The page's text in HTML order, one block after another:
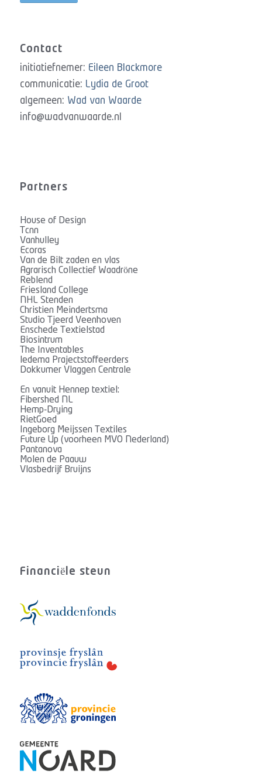
Contact
initiatiefnemer: Eileen Blackmore
communicatie: Lydia de Groot
algemeen: Wad van Waarde
info@wadvanwaarde.nl
Partners
House of Design
Tcnn
Vanhulley
Ecoras
Van de Bilt zaden en vlas
Agrarisch Collectief Waadröne
Reblend
Friesland College
NHL Stenden
Christien Meindertsma
Studio Tjeerd Veenhoven
Enschede Textielstad
Biosintrum
The Inventables
ledema Prajectstoffeerders
Dokkumer Vlaggen Centrale
En vanuit Hennep textiel:
Fibershed NL
Hemp-Drying
RietGoed
Ingeborg Meijssen Textiles
Future Up (voorheen MVO Nederland)
Pantanova
Molen de Paauw
Vlasbedrijf Bruijns
Financiële steun